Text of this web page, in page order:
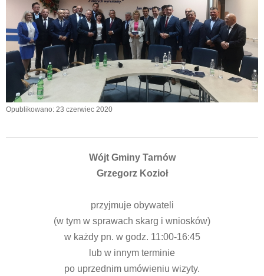
Opublikowano: 23 czerwiec 2020
Wójt Gminy Tarnów
Grzegorz Kozioł
przyjmuje obywateli
(w tym w sprawach skarg i wniosków)
w każdy pn. w godz. 11:00-16:45
lub w innym terminie
po uprzednim umówieniu wizyty.